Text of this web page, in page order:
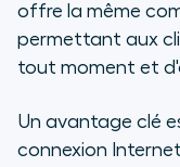
offre la même
permettant aux
tout moment et
Un avantage clé
connexion